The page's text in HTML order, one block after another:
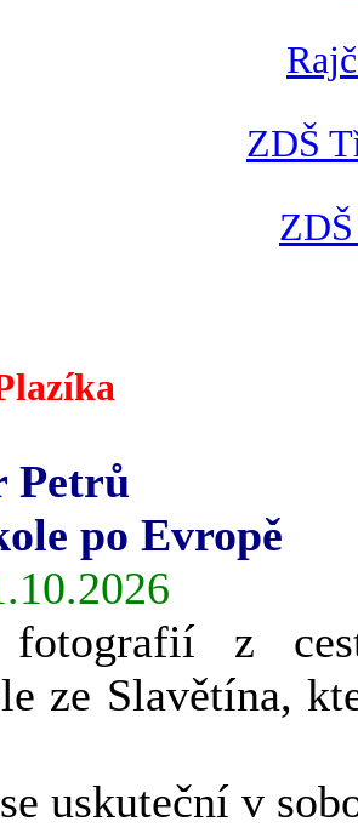
ZDŠ
Petrů
po Evropě
fotografií z
ze Slavětína,
uskuteční v